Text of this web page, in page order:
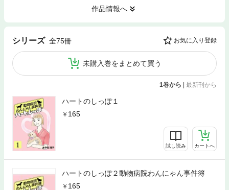
作品情報へ
シリーズ 全75冊 お気に入り登録
未購入巻をまとめて買う
1巻から 最新刊から
ハートのしっぽ１
165
試し読み カートへ
ハートのしっぽ２動物病院わんにゃん事件簿
165